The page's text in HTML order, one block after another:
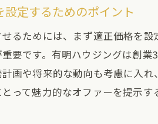
価
売
よ
顧
定するためのポイント
るためには、まず適正価格を
要です。有明ハウジングは創
画や将来的な動向も考慮に入
って魅力的なオファーを提示す